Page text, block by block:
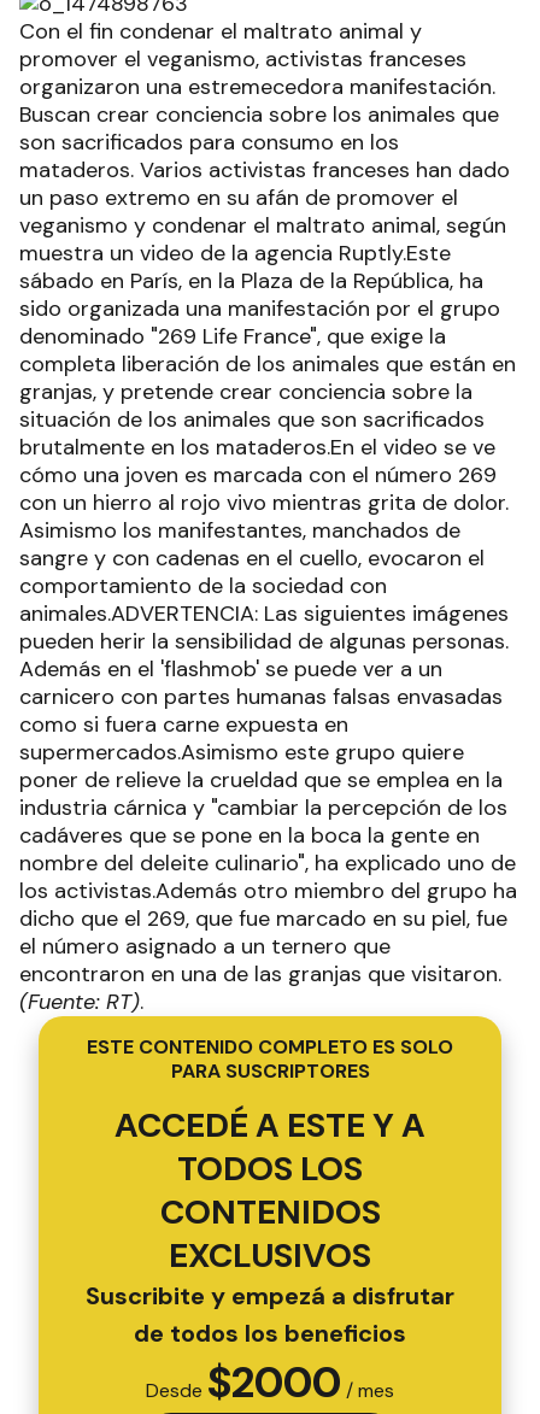
Con el fin condenar el maltrato animal y
promover el veganismo, activistas franceses
organizaron una estremecedora manifestación.
Buscan crear conciencia sobre los animales que
son sacrificados para consumo en los
mataderos. Varios activistas franceses han dado
un paso extremo en su afán de promover el
veganismo y condenar el maltrato animal, según
muestra un video de la agencia Ruptly.Este
sábado en París, en la Plaza de la República, ha
sido organizada una manifestación por el grupo
denominado "269 Life France", que exige la
completa liberación de los animales que están en
granjas, y pretende crear conciencia sobre la
situación de los animales que son sacrificados
brutalmente en los mataderos.En el video se ve
cómo una joven es marcada con el número 269
con un hierro al rojo vivo mientras grita de dolor.
Asimismo los manifestantes, manchados de
sangre y con cadenas en el cuello, evocaron el
comportamiento de la sociedad con
animales.ADVERTENCIA: Las siguientes imágenes
pueden herir la sensibilidad de algunas personas.
Además en el 'flashmob' se puede ver a un
carnicero con partes humanas falsas envasadas
como si fuera carne expuesta en
supermercados.Asimismo este grupo quiere
poner de relieve la crueldad que se emplea en la
industria cárnica y "cambiar la percepción de los
cadáveres que se pone en la boca la gente en
nombre del deleite culinario", ha explicado uno de
los activistas.Además otro miembro del grupo ha
dicho que el 269, que fue marcado en su piel, fue
el número asignado a un ternero que
encontraron en una de las granjas que visitaron.
(Fuente: RT).
ESTE CONTENIDO COMPLETO ES SOLO
PARA SUSCRIPTORES
ACCEDÉ A ESTE Y A
TODOS LOS
CONTENIDOS
EXCLUSIVOS
Suscribite y empezá a disfrutar
de todos los beneficios
Desde $2000 / mes